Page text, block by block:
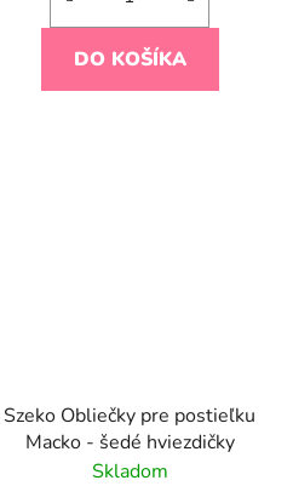
DO KOŠÍKA
Szeko Obliečky pre postieľku
Macko - šedé hviezdičky
Skladom